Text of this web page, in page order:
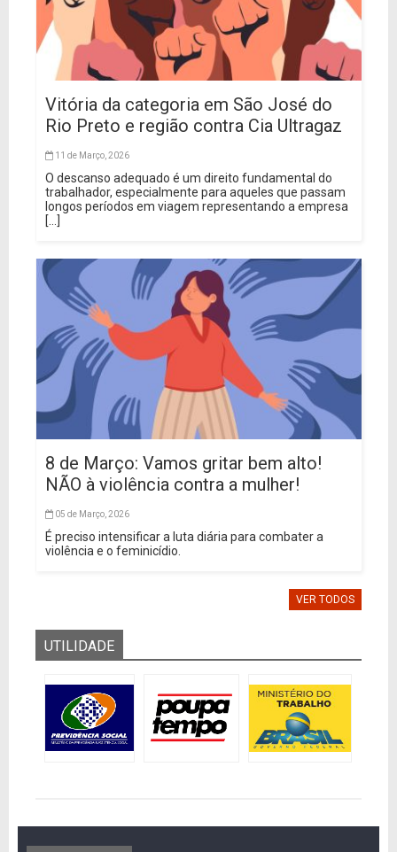
Vitória da categoria em São José do
Rio Preto e região contra Cia Ultragaz
11 de Março, 2026
O descanso adequado é um direito fundamental do
trabalhador, especialmente para aqueles que passam
longos períodos em viagem representando a empresa
[...]
8 de Março: Vamos gritar bem alto!
NÃO à violência contra a mulher!
05 de Março, 2026
É preciso intensificar a luta diária para combater a
violência e o feminicídio.
VER TODOS
UTILIDADE